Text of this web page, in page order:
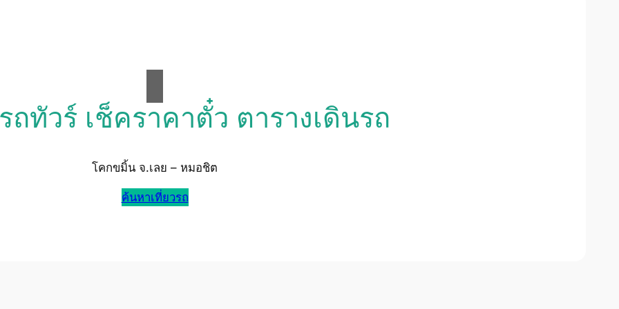
ถทัวร์ เช็คราคาตั๋ว ตารางเดินรถ
โคกขมิ้น จ.เลย – หมอชิต
ค้นหาเที่ยวรถ